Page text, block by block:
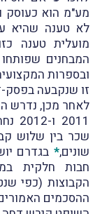
מע"מ הוא כעוסק
לא טענה שהיא
מועלית טענה
המבחנים
ובספרות
זו שנקבעה בפסק-
לאחר מכן, נדרש
שכר בין שלוש
שונים,* בגדרם
חבות חלקית
הקבוצות (כפי
ההסכמים